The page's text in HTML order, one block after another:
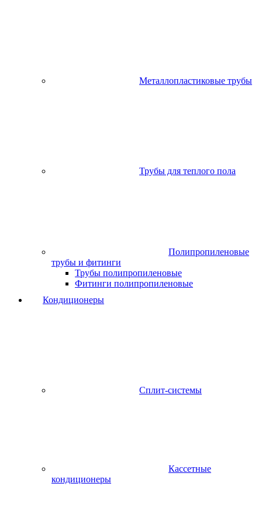
Металлопластиковые трубы
Трубы для теплого пола
Полипропиленовые
трубы и фитинги
Трубы полипропиленовые
Фитинги полипропиленовые
Кондиционеры
Сплит-системы
Кассетные
кондиционеры